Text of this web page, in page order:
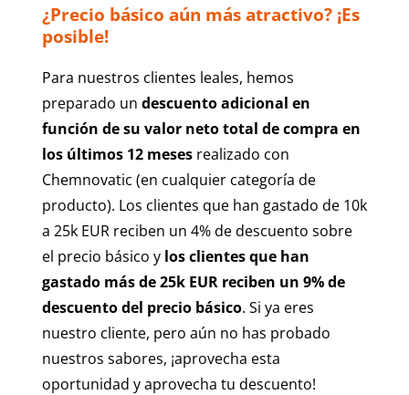
¿Precio básico aún más atractivo? ¡Es
posible!
Para nuestros clientes leales, hemos
preparado un descuento adicional en
función de su valor neto total de compra en
los últimos 12 mesesrealizado con
Chemnovatic (en cualquier categoría de
producto). Los clientes que han gastado de 10k
a 25k EUR reciben un 4% de descuento sobre
el precio básico y los clientes que han
gastado más de 25k EUR reciben un 9% de
descuento del precio básico. Si ya eres
nuestro cliente, pero aún no has probado
nuestros sabores, ¡aprovecha esta
oportunidad y aprovecha tu descuento!